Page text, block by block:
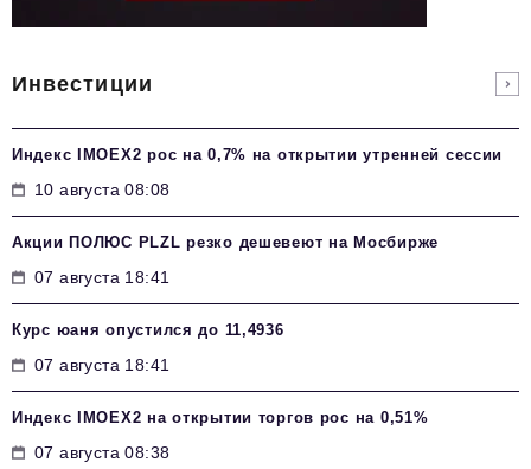
Инвестиции
Индекс IMOEX2 рос на 0,7% на открытии утренней сессии
10 августа 08:08
Акции ПОЛЮС PLZL резко дешевеют на Мосбирже
07 августа 18:41
Курс юаня опустился до 11,4936
07 августа 18:41
Индекс IMOEX2 на открытии торгов рос на 0,51%
07 августа 08:38